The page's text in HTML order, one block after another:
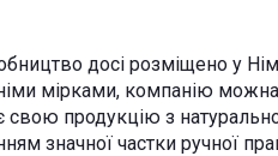
досі розміщено у
мірками, компанію
свою продукцію з
значної частки ручної